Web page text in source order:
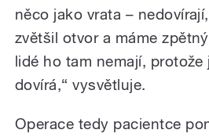
něco jako vrata –
zvětšil otvor a máme
lidé ho tam nemají, protože
dovírá,“ vysvětluje.
Operace tedy pacientce